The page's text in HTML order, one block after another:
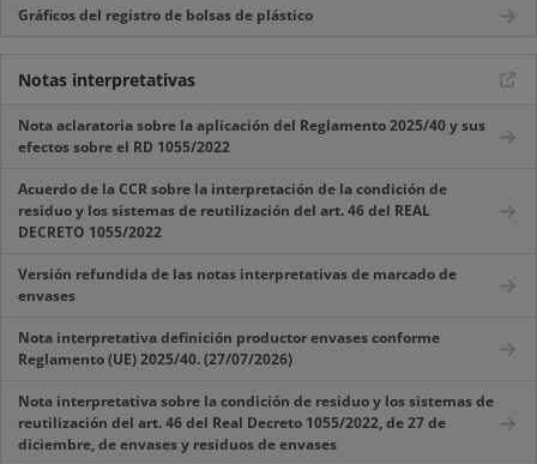
Gráficos del registro de bolsas de plástico
Notas interpretativas
Nota aclaratoria sobre la aplicación del Reglamento 2025/40 y sus
efectos sobre el RD 1055/2022
Acuerdo de la CCR sobre la interpretación de la condición de
residuo y los sistemas de reutilización del art. 46 del REAL
DECRETO 1055/2022
Versión refundida de las notas interpretativas de marcado de
envases
Nota interpretativa definición productor envases conforme
Reglamento (UE) 2025/40. (27/07/2026)
Nota interpretativa sobre la condición de residuo y los sistemas de
reutilización del art. 46 del Real Decreto 1055/2022, de 27 de
diciembre, de envases y residuos de envases